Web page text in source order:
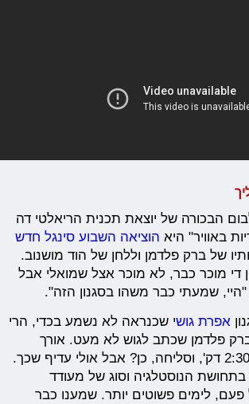
הבכורה של יוצאת תכנית הריאלטי דה
באוויר" היא הוציאה השבוע סינגל חדש
של ברק פלדמן וללחן של הוד מושנוב.
די מוכר כבר, לא מוכר אצל שמואלי אבל
"היי, שמעתי כבר משהו בסגנון הזה".
אפרת גושי שכנראה לא נשמע בכדי, הרי
פלדמן שכתב לגוש לא מעט. אורך
השיר הוא בסה"כ 2:30 דק', וסליחה, כן? אבל אולי עדיף שכך.
הנוסטלגיה וסוג של מעודד
פעם, לימים פשוטים יותר. שמענו כבר